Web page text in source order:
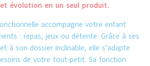
évolution en un seul produit.
accompagne votre enfant
: repas, jeux ou détente. Grâce à ses
à son dossier inclinable, elle s’adapte
de votre tout-petit. Sa fonction